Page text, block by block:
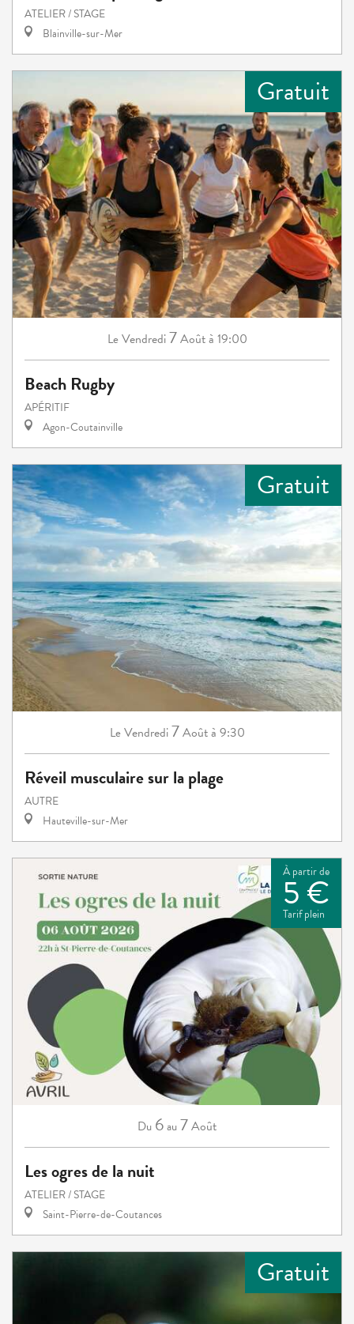
ATELIER / STAGE
Blainville-sur-Mer
Gratuit
Le Vendredi7Aoûtà 19:00
Beach Rugby
APÉRITIF
Agon-Coutainville
Gratuit
Le Vendredi7Aoûtà 9:30
Réveil musculaire sur la plage
AUTRE
Hauteville-sur-Mer
À partir de
5 €
Tarif plein
Du 6au7Août
Les ogres de la nuit
ATELIER / STAGE
Saint-Pierre-de-Coutances
Gratuit